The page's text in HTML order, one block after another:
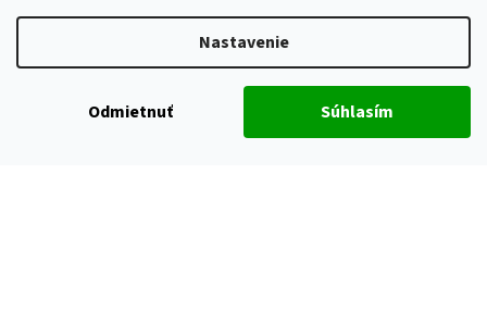
Nastavenie
Odmietnuť Súhlasím